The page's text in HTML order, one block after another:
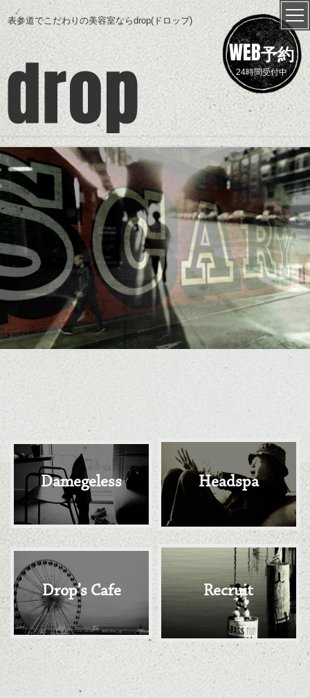
表参道でこだわりの美容室ならdrop(ドロップ)
WEB予約
24時間受付中
Damegeless Headspa
Drop’s Cafe Recruit